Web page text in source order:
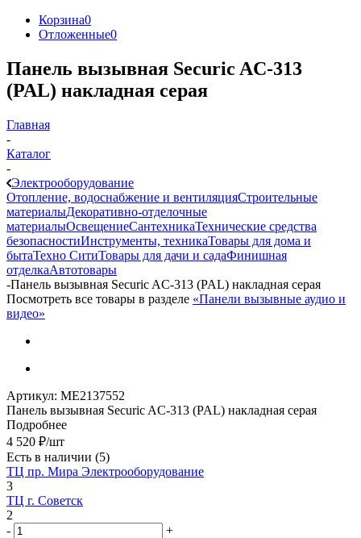
Корзина0
Отложенные0
Панель вызывная Securic AC-313
(PAL) накладная серая
Главная
-
Каталог
-
Электрооборудование
Отопление, водоснабжение и вентиляцияСтроительные
материалыДекоративно-отделочные
материалыОсвещениеСантехникаТехнические средства
безопасностиИнструменты, техникаТовары для дома и
бытаТехно СитиТовары для дачи и садаФинишная
отделкаАвтотовары
-Панель вызывная Securic AC-313 (PAL) накладная серая
Посмотреть все товары в разделе «Панели вызывные аудио и
видео»
Артикул: МЕ2137552
Панель вызывная Securic AC-313 (PAL) накладная серая
Подробнее
4 520 ₽/шт
Есть в наличии (5)
ТЦ пр. Мира Электрооборудование
3
ТЦ г. Советск
2
-
+